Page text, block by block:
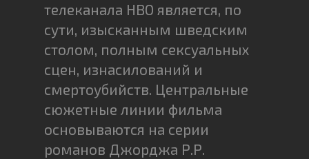
телеканала HBO является, по
сути, изысканным шведским
столом, полным сексуальных
сцен, изнасилований и
смертоубийств. Центральные
сюжетные линии фильма
основываются на серии
романов Джорджа Р.Р.